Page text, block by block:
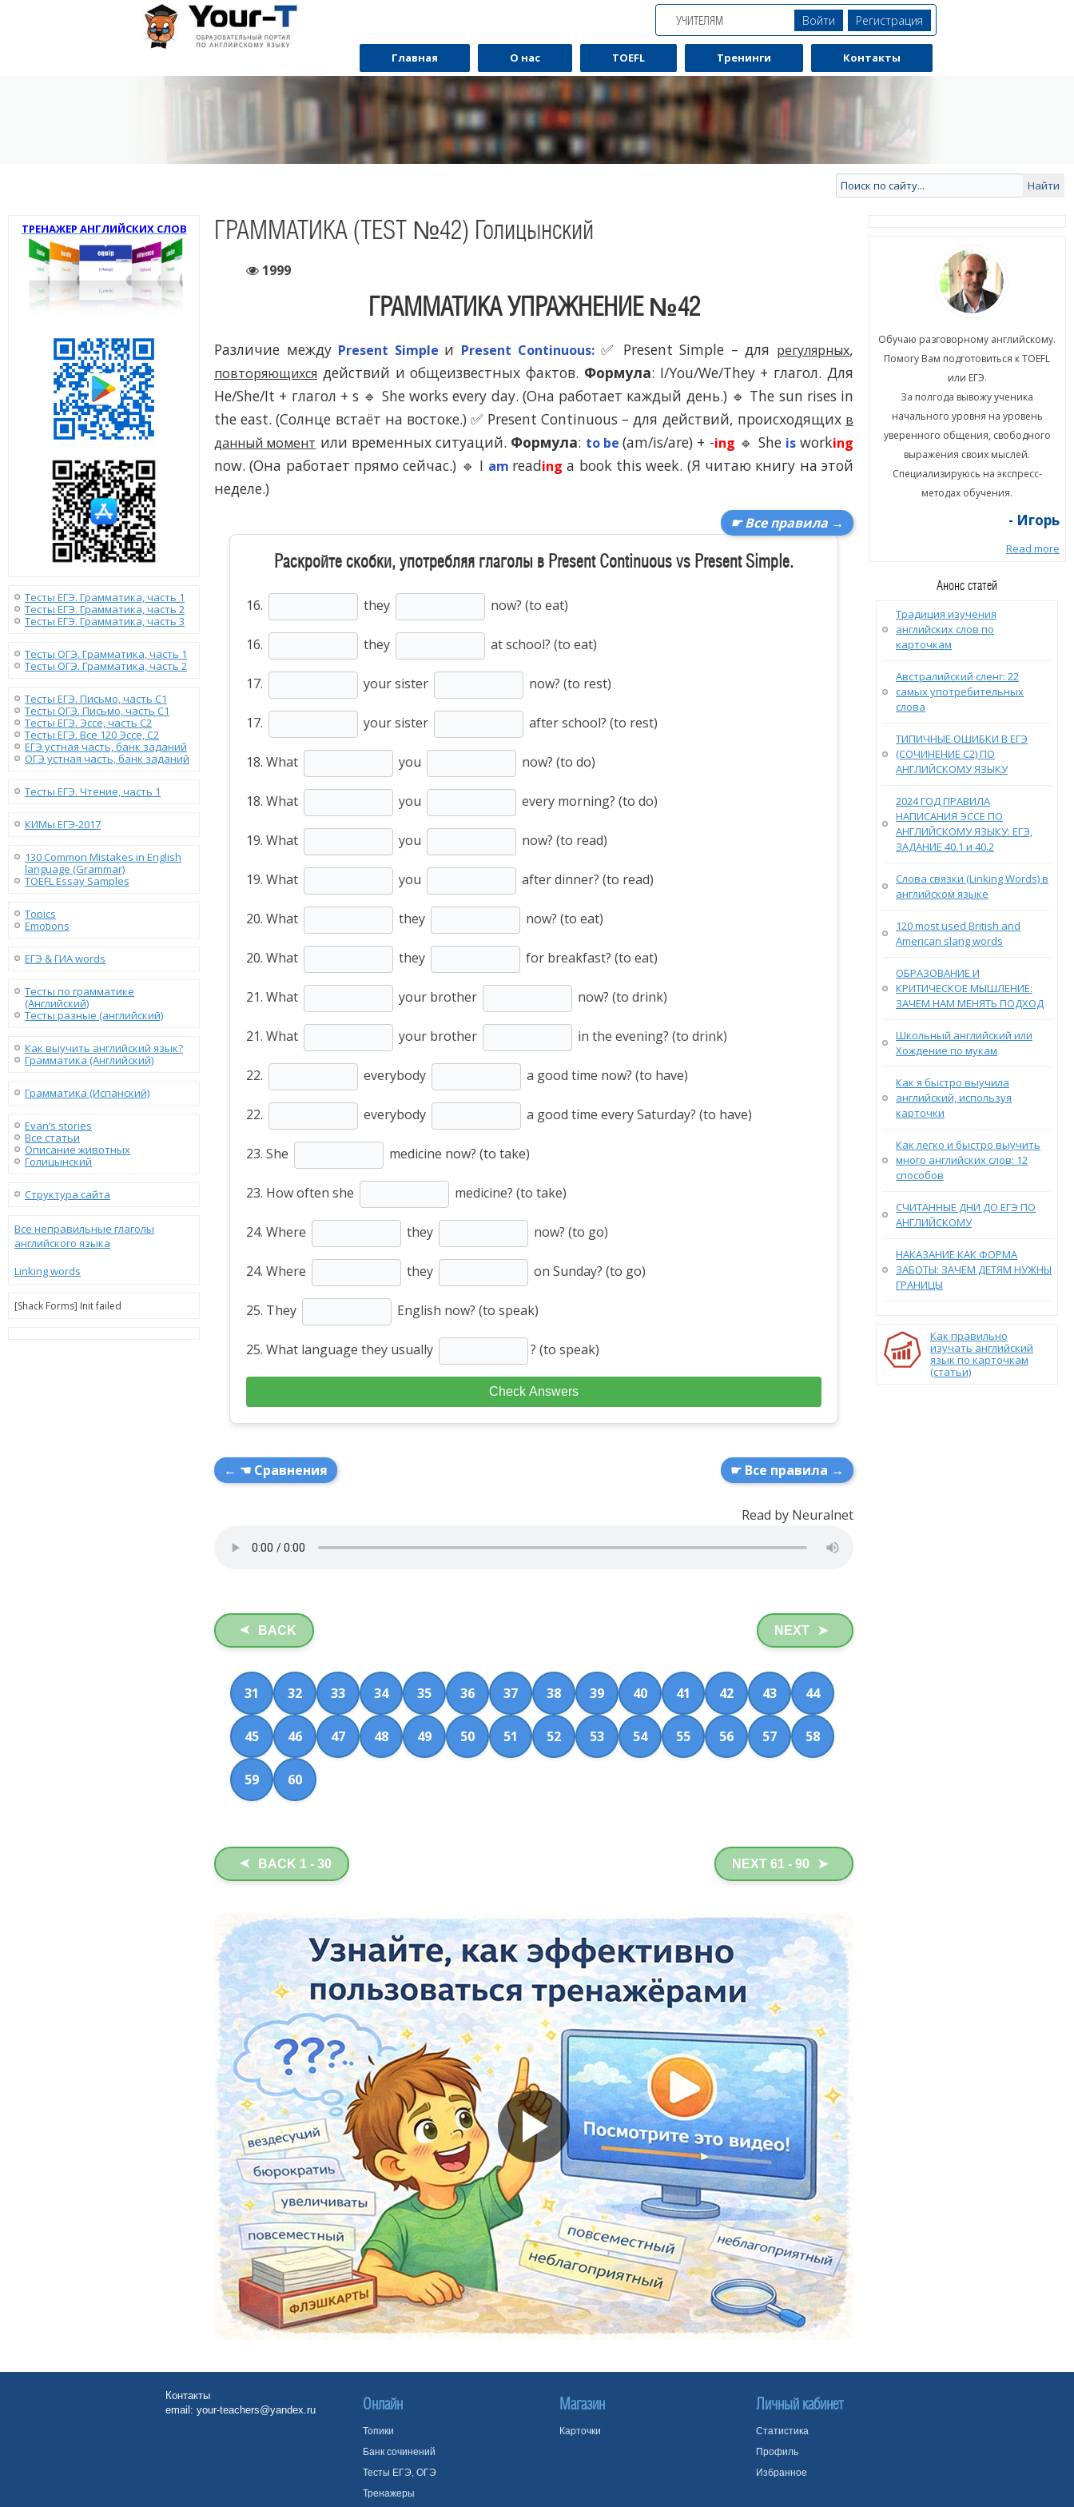
УЧИТЕЛЯМ Войти Регистрация
Главная О нас TOEFL Тренинги Контакты
ТРЕНАЖЕР АНГЛИЙСКИХ СЛОВ
Тесты ЕГЭ. Грамматика, часть 1
Тесты ЕГЭ. Грамматика, часть 2
Тесты ЕГЭ. Грамматика, часть 3
Тесты ОГЭ. Грамматика, часть 1
Тесты ОГЭ. Грамматика, часть 2
Тесты ЕГЭ. Письмо, часть С1
Тесты ОГЭ. Письмо, часть С1
Тесты ЕГЭ. Эссе, часть C2
Тесты ЕГЭ. Все 120 Эссе, C2
ЕГЭ устная часть, банк заданий
ОГЭ устная часть, банк заданий
Тесты ЕГЭ. Чтение, часть 1
КИМы ЕГЭ-2017
130 Сommon Mistakes in English
language (Grammar)
TOEFL Essay Samples
Topics
Emotions
ЕГЭ & ГИА words
Тесты по грамматике
(Английский)
Тесты разные (английский)
Как выучить английский язык?
Грамматика (Английский)
Грамматика (Испанский)
Evan’s stories
Все статьи
Описание животных
Голицынский
Структура сайта
Все неправильные глаголы
английского языка
Linking words
[Shack Forms] Init failed
ГРАММАТИКА (TEST №42) Голицынский
1999
ГРАММАТИКА УПРАЖНЕНИЕ №42
Различие между Present Simple и Present Continuous:✅ Present Simple – для регулярных,
повторяющихся действий и общеизвестных фактов. Формула: I/You/We/They + глагол. Для
He/She/It + глагол + s 🔹 She works every day. (Она работает каждый день.) 🔹 The sun rises in
the east. (Солнце встаёт на востоке.) ✅ Present Continuous – для действий, происходящих в
данный момент или временных ситуаций. Формула: to be(am/is/are) + -ing 🔹 She isworking
now. (Она работает прямо сейчас.) 🔹 I am reading a book this week. (Я читаю книгу на этой
неделе.)
☛ Все правила →
Раскройте скобки, употребляя глаголы в Present Continuous vs Present Simple.
16. they now? (to eat)
16. they at school? (to eat)
17. your sister now? (to rest)
17. your sister after school? (to rest)
18. What you now? (to do)
18. What you every morning? (to do)
19. What you now? (to read)
19. What you after dinner? (to read)
20. What they now? (to eat)
20. What they for breakfast? (to eat)
21. What your brother now? (to drink)
21. What your brother in the evening? (to drink)
22. everybody a good time now? (to have)
22. everybody a good time every Saturday? (to have)
23. She medicine now? (to take)
23. How often she medicine? (to take)
24. Where they now? (to go)
24. Where they on Sunday? (to go)
25. They English now? (to speak)
25. What language they usually ? (to speak)
Check Answers
← ☚ Сравнения ☛ Все правила →
Read by Neuralnet
➤ BACK NEXT ➤
31 32 33 34 35 36 37 38 39 40 41 42 43 44
45 46 47 48 49 50 51 52 53 54 55 56 57 58
59 60
➤ BACK 1 - 30 NEXT 61 - 90 ➤
Помогу Вам подготовиться к TOEFL
или ЕГЭ.
За полгода вывожу ученика
начального уровня на уровень
уверенного общения, свободного
выражения своих мыслей.
Специализируюсь на экспресс-
Помогу Вам подготовиться к TOEFL
или ЕГЭ.
За полгода вывожу ученика
начального уровня на уровень
уверенного общения, свободного
выражения своих мыслей.
Специализируюсь на экспресс-
- Игорь
Обучаю разговорному английскому.
Помогу Вам подготовиться к TOEFL
или ЕГЭ.
За полгода вывожу ученика
начального уровня на уровень
уверенного общения, свободного
выражения своих мыслей.
Специализируюсь на экспресс-
методах обучения.
- Игорь
Read more
Анонс статей
Традиция изучения
английских слов по
карточкам
Австралийский сленг: 22
самых употребительных
слова
ТИПИЧНЫЕ ОШИБКИ В ЕГЭ
(СОЧИНЕНИЕ С2) ПО
АНГЛИЙСКОМУ ЯЗЫКУ
2024 ГОД ПРАВИЛА
НАПИСАНИЯ ЭССЕ ПО
АНГЛИЙСКОМУ ЯЗЫКУ: ЕГЭ,
ЗАДАНИЕ 40.1 и 40.2
Слова связки (Linking Words) в
английском языке
120 most used British and
American slang words
ОБРАЗОВАНИЕ И
КРИТИЧЕСКОЕ МЫШЛЕНИЕ:
ЗАЧЕМ НАМ МЕНЯТЬ ПОДХОД
Школьный английский или
Хождение по мукам
Как я быстро выучила
английский, используя
карточки
Как легко и быстро выучить
много английских слов: 12
способов
СЧИТАННЫЕ ДНИ ДО ЕГЭ ПО
АНГЛИЙСКОМУ
НАКАЗАНИЕ КАК ФОРМА
ЗАБОТЫ: ЗАЧЕМ ДЕТЯМ НУЖНЫ
ГРАНИЦЫ
Как правильно
изучать английский
язык по карточкам
(статьи)
Контакты
email: your-teachers@yandex.ru Онлайн
Топики
Банк сочинений
Тесты ЕГЭ, ОГЭ
Тренажеры
Магазин
Карточки
Личный кабинет
Статистика
Профиль
Избранное